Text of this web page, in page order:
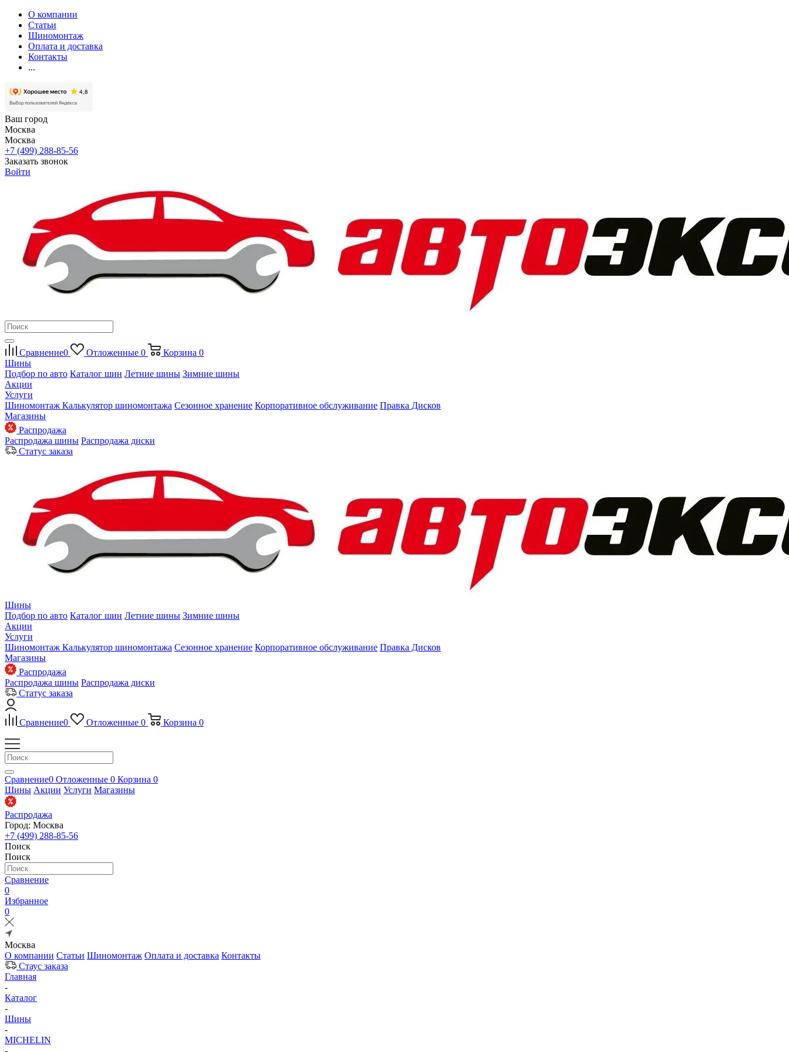
О компании
Статьи
Шиномонтаж
Оплата и доставка
Контакты
...
Ваш город
Москва
Москва
+7 (499) 288-85-56
Заказать звонок
Войти
Сравнение0 Отложенные 0 Корзина 0
Шины
Подбор по авто Каталог шин Летние шины Зимние шины
Акции
Услуги
Шиномонтаж Калькулятор шиномонтажа Сезонное хранение Корпоративное обслуживание Правка Дисков
Магазины
Распродажа
Распродажа шины Распродажа диски
Статус заказа
Шины
Подбор по авто Каталог шин Летние шины Зимние шины
Акции
Услуги
Шиномонтаж Калькулятор шиномонтажа Сезонное хранение Корпоративное обслуживание Правка Дисков
Магазины
Распродажа
Распродажа шины Распродажа диски
Статус заказа
Сравнение0 Отложенные 0 Корзина 0
Сравнение0 Отложенные 0 Корзина 0
Шины Акции Услуги Магазины
Распродажа
Город: Москва
+7 (499) 288-85-56
Поиск
Поиск
Сравнение
0
Избранное
0
Москва
О компании Статьи Шиномонтаж Оплата и доставка Контакты
Стаус заказа
Главная
-
Каталог
-
Шины
-
MICHELIN